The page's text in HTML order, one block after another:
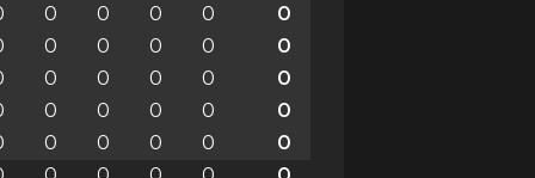
0 0 0 0
0
0 0 0 0
0
0 0 0 0
0
0 0 0 0
0
0 0 0 0
0